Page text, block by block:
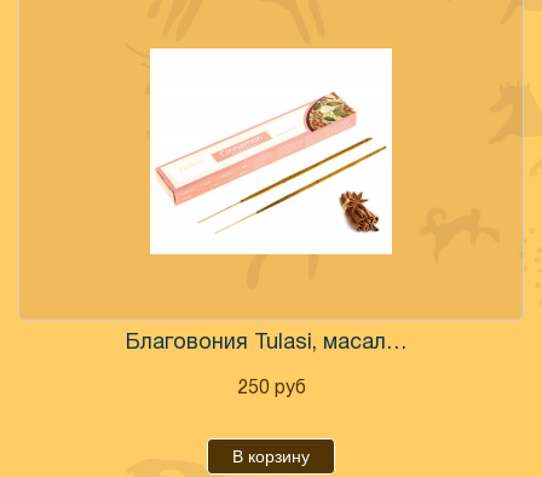
Благовония Tulasi, масала, корица, 15 шт.
250 руб
В корзину